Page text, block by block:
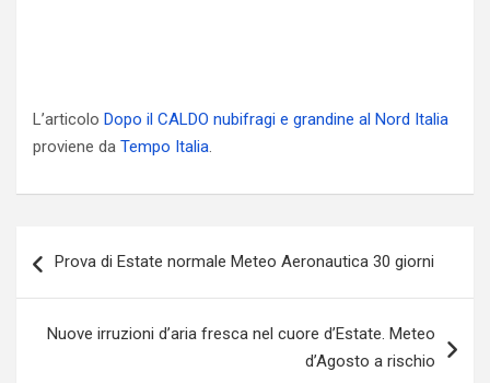
L’articolo Dopo il CALDO nubifragi e grandine al Nord Italia
proviene da Tempo Italia.
articoli
Prova di Estate normale Meteo Aeronautica 30 giorni
Nuove irruzioni d’aria fresca nel cuore d’Estate. Meteo
d’Agosto a rischio